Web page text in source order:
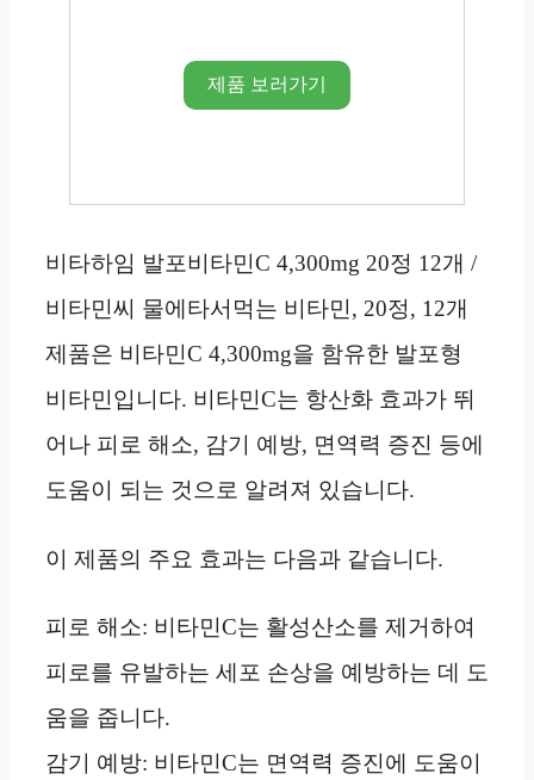
제품 보러가기
비타하임 발포비타민C 4,300mg 20정 12개 /
비타민씨 물에타서먹는 비타민, 20정, 12개
제품은 비타민C 4,300mg을 함유한 발포형
비타민입니다. 비타민C는 항산화 효과가 뛰
어나 피로 해소, 감기 예방, 면역력 증진 등에
도움이 되는 것으로 알려져 있습니다.
이 제품의 주요 효과는 다음과 같습니다.
피로 해소: 비타민C는 활성산소를 제거하여
피로를 유발하는 세포 손상을 예방하는 데 도
움을 줍니다.
감기 예방: 비타민C는 면역력 증진에 도움이